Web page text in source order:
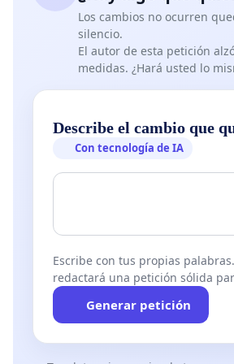
Agradecemos su apoyo en la
la lucha contra cualquier forma
Atentamente,
Los cambios no ocurren
silencio.
El autor de esta petición
medidas. ¿Hará usted lo
Describe el cambio que
Con tecnología de IA
Escribe con tus propias
redactará una petición sólida
Generar petición